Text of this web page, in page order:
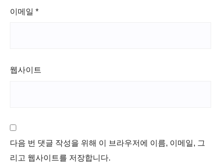
이메일 *
웹사이트
다음 번 댓글 작성을 위해 이 브라우저에 이름, 이메일, 그
리고 웹사이트를 저장합니다.